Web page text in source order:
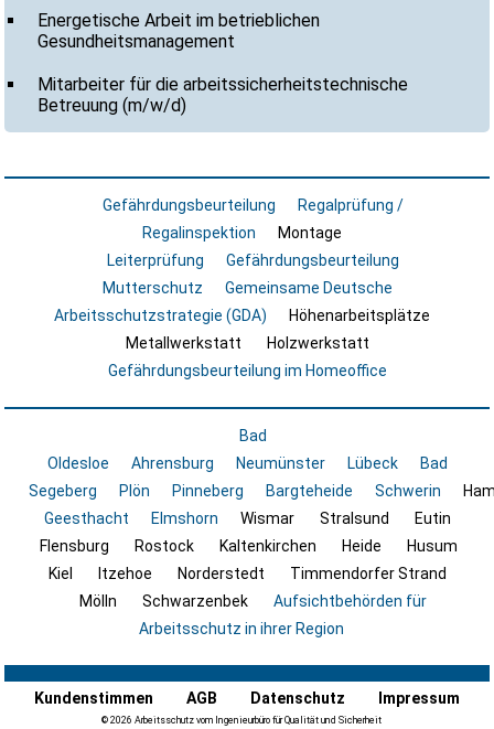
Energetische Arbeit im betrieblichen
Gesundheitsmanagement
Mitarbeiter für die arbeitssicherheitstechnische
Betreuung (m/w/d)
Gefährdungsbeurteilung
Regalprüfung /
Regalinspektion
Montage
Leiterprüfung
Gefährdungsbeurteilung
Mutterschutz
Gemeinsame Deutsche
Arbeitsschutzstrategie (GDA)
Höhenarbeitsplätze
Metallwerkstatt
Holzwerkstatt
Gefährdungsbeurteilung im Homeoffice
Bad
Oldesloe
Ahrensburg Neumünster Lübeck
Bad
Segeberg
Plön Pinneberg Bargteheide Schwerin
Geesthacht
Elmshorn Wismar Stralsund
Eutin
Flensburg
Rostock Kaltenkirchen Heide
Husum
Kiel
Itzehoe Norderstedt
Timmendorfer Strand
Mölln
Schwarzenbek
Aufsichtbehörden für
Arbeitsschutz in ihrer Region
Kundenstimmen AGB Datenschutz Impressum
© 2026 Arbeitsschutz vom Ingenieurbüro für Qualität und Sicherheit